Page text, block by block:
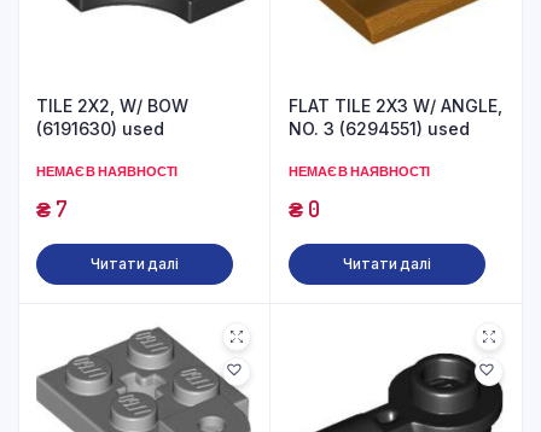
TILE 2X2, W/ BOW
(6191630) used
НЕМАЄ В НАЯВНОСТІ
₴7
Читати далі
FLAT TILE 2X3 W/ ANGLE,
NO. 3 (6294551) used
НЕМАЄ В НАЯВНОСТІ
₴0
Читати далі